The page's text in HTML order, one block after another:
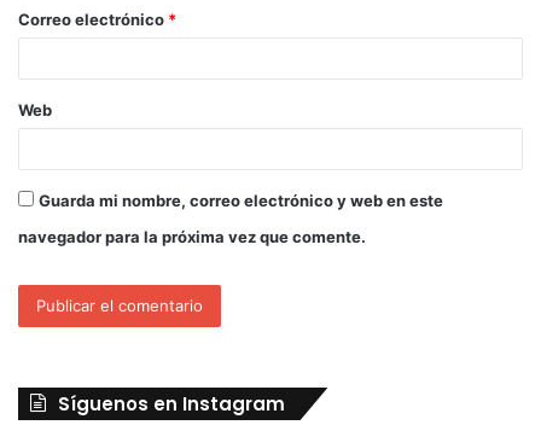
Correo electrónico *
Web
Guarda mi nombre, correo electrónico y web en este
navegador para la próxima vez que comente.
Síguenos en Instagram